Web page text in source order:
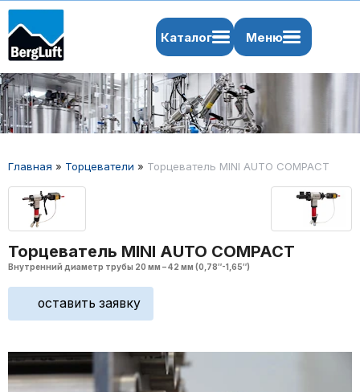
Каталог Меню
Главная » Торцеватели » Торцеватель MINI AUTO COMPACT
Торцеватель MINI AUTO COMPACT
Внутренний диаметр трубы 20 мм – 42 мм (0,78″-1,65″)
оставить заявку